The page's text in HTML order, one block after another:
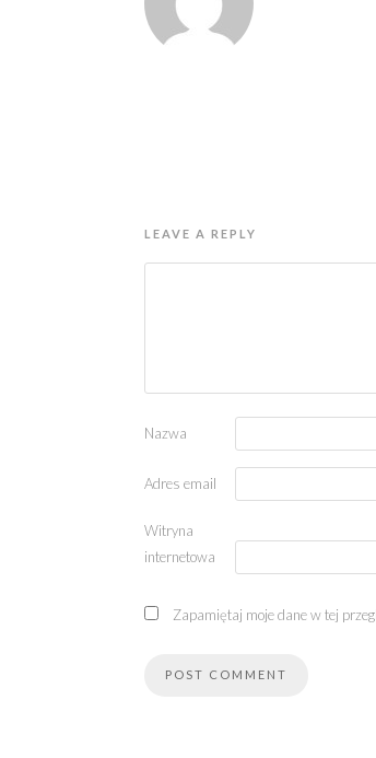
LEAVE A REPLY
Nazwa
Adres email
Witryna
internetowa
Zapamiętaj moje dane w tej